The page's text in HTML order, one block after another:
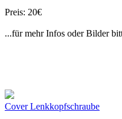
Preis: 20€
...für mehr Infos oder Bilder
Cover Lenkkopfschraube